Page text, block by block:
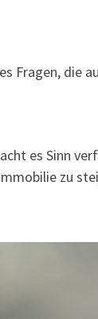
Fragen, die
es Sinn
zu